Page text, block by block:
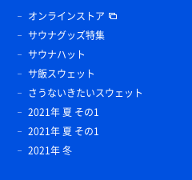
オンラインストア
サウナグッズ特集
サウナハット
サ飯スウェット
さうないきたいスウェット
2021年 夏 その1
2021年 夏 その1
2021年 冬